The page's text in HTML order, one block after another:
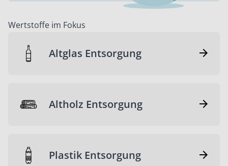
Wertstoffe im Fokus
Altglas Entsorgung
Altholz Entsorgung
Plastik Entsorgung